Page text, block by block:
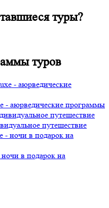
туры?
туров
- аюрведические программы
путешествие
в подарок на